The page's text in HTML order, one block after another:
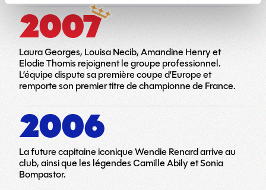
2007
Laura Georges, Louisa Necib, Amandine Henry et
Elodie Thomis rejoignent le groupe professionnel.
L’équipe dispute sa première coupe d’Europe et
remporte son premier titre de championne de France.
2006
La future capitaine iconique Wendie Renard arrive au
club, ainsi que les légendes Camille Abily et Sonia
Bompastor.